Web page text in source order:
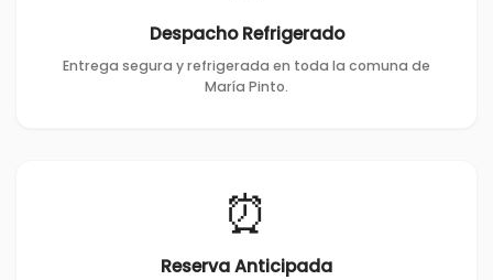
Despacho Refrigerado
Entrega segura y refrigerada en toda la comuna de
María Pinto.
⏰
Reserva Anticipada